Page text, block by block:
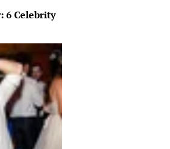
6 Celebrity